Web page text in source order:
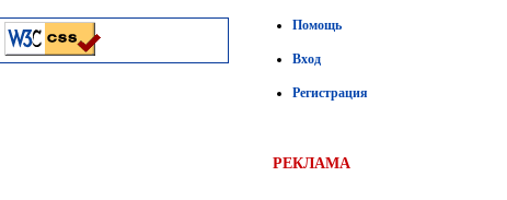
Помощь
Вход
Регистрация
РЕКЛАМА